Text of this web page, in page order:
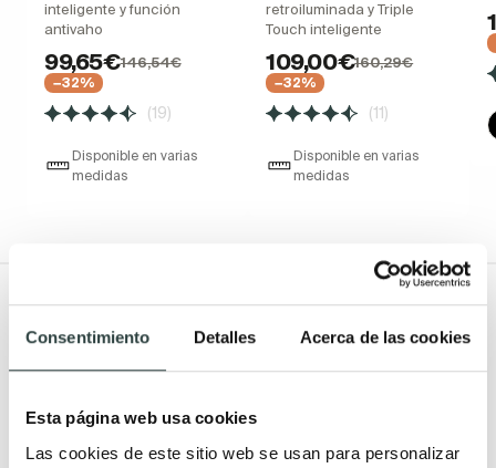
Consentimiento Detalles Acerca de las cookies
Esta página web usa cookies
Las cookies de este sitio web se usan para personalizar
inteligente y función
antivaho
99,65€146,54€
−32%
(19)
Disponible en varias
medidas
retroiluminada y Triple
Touch inteligente
109,00€160,29€
−32%
(11)
Disponible en varias
medidas
Todo Muebles de baño
Muebles de baño rústicos y
natural
Lavabos baratos